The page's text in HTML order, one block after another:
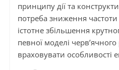
принципу дії та
потреба зниження
істотне збільшення
певної моделі черв’ячного
враховувати особливості